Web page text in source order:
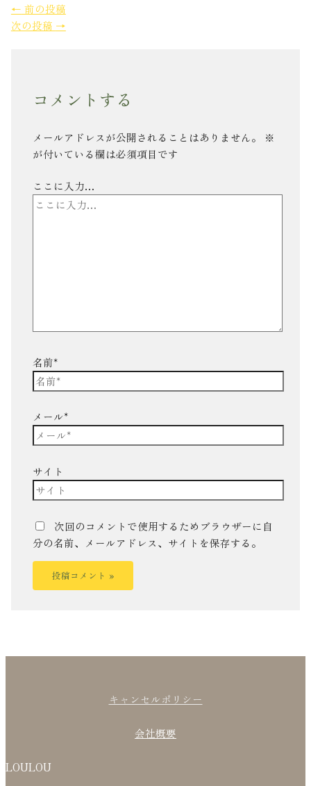
← 前の投稿
次の投稿 →
コメントする
メールアドレスが公開されることはありません。
※
が付いている欄は必須項目です
ここに入力…
名前*
メール*
サイト
次回のコメントで使用するためブラウザーに自
分の名前、メールアドレス、サイトを保存する。
キャンセルポリシー
会社概要
LOULOU